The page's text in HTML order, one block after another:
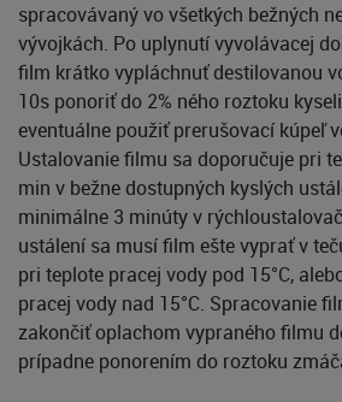
spracovávaný vo všetkých bežných
vývojkách. Po uplynutí vyvolávacej
film krátko vypláchnuť destilovanou
10s ponoriť do 2% ného roztoku
eventuálne použiť prerušovací kúpeľ
Ustalovanie filmu sa doporučuje pri
min v bežne dostupných kyslých
minimálne 3 minúty v
ustálení sa musí film ešte vyprať v
pri teplote pracej vody pod 15°C,
pracej vody nad 15°C. Spracovanie
zakončiť oplachom vypraného filmu
prípadne ponorením do roztoku